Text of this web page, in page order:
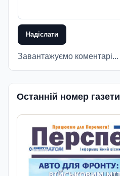
Надіслати
Завантажуємо коментарі...
Останній номер газети